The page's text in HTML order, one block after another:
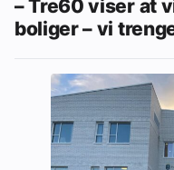
– Tre60 viser at
boliger – vi